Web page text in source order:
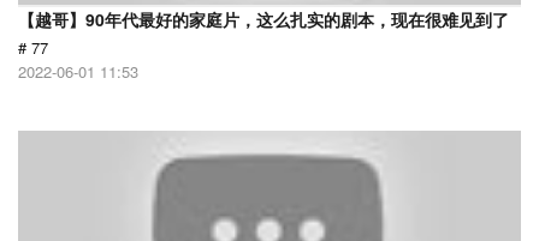
【越哥】90年代最好的家庭片，这么扎实的剧本，现在很难见到了
# 77
2022-06-01 11:53